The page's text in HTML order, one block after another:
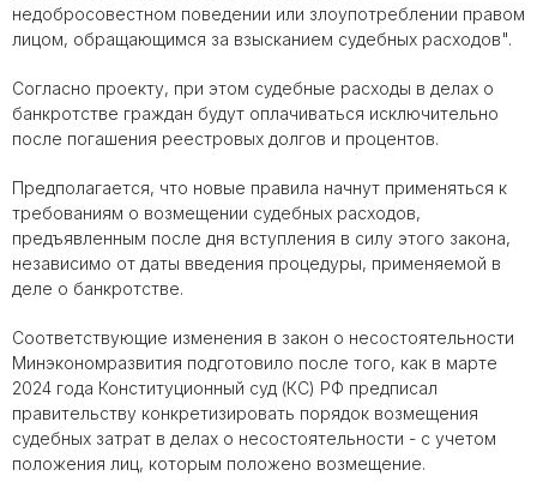
недобросовестном поведении или злоупотреблении правом
лицом, обращающимся за взысканием судебных расходов".
Согласно проекту, при этом судебные расходы в делах о
банкротстве граждан будут оплачиваться исключительно
после погашения реестровых долгов и процентов.
Предполагается, что новые правила начнут применяться к
требованиям о возмещении судебных расходов,
предъявленным после дня вступления в силу этого закона,
независимо от даты введения процедуры, применяемой в
деле о банкротстве.
Соответствующие изменения в закон о несостоятельности
Минэкономразвития подготовило после того, как в марте
2024 года Конституционный суд (КС) РФ предписал
правительству конкретизировать порядок возмещения
судебных затрат в делах о несостоятельности - с учетом
положения лиц, которым положено возмещение.